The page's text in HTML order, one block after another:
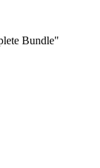
Bundle"